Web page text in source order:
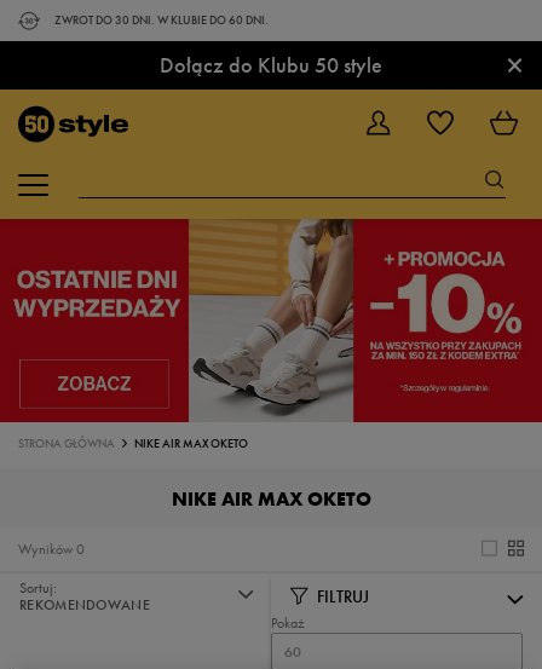
ZWROT DO 30 DNI. W KLUBIE DO 60 DNI.
Dołącz do Klubu 50 style ×
STRONA GŁÓWNA NIKE AIR MAX OKETO
NIKE AIR MAX OKETO
0
Wyników
Sortuj:
REKOMENDOWANE
FILTRUJ
Pokaż
60